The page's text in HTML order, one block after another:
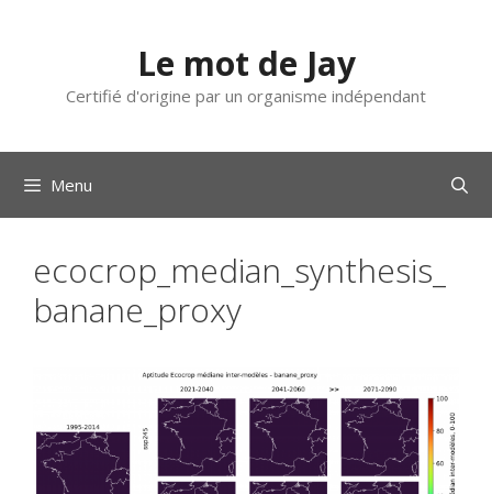
Le mot de Jay
Certifié d'origine par un organisme indépendant
Menu
ecocrop_median_synthesis_
banane_proxy